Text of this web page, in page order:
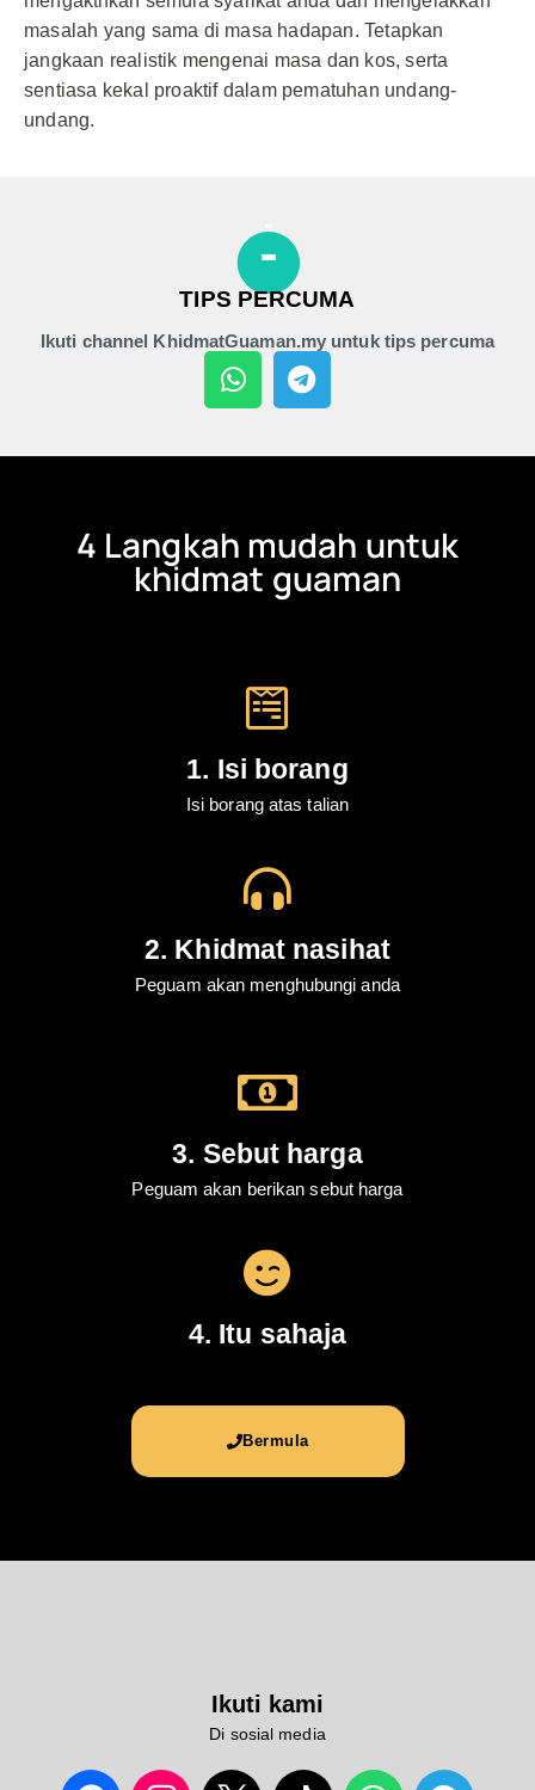
masalah yang sama di masa hadapan. Tetapkan
jangkaan realistik mengenai masa dan kos, serta
sentiasa kekal proaktif dalam pematuhan undang-
undang.
TIPS PERCUMA
Ikuti channel KhidmatGuaman.my untuk tips percuma
4 Langkah mudah untuk
khidmat guaman
1. Isi borang
Isi borang atas talian
2. Khidmat nasihat
Peguam akan menghubungi anda
3. Sebut harga
Peguam akan berikan sebut harga
4. Itu sahaja
Bermula
Ikuti kami
Di sosial media